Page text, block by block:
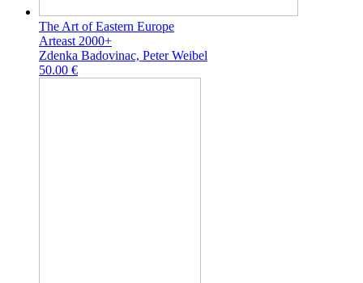
The Art of Eastern Europe
Arteast 2000+
Zdenka Badovinac, Peter Weibel
50.00 €